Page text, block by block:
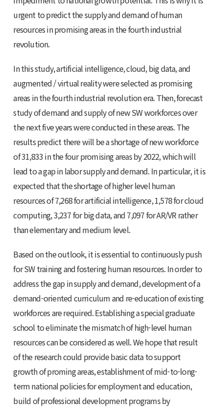
urgent to predict the supply and demand of human
resources in promising areas in the fourth industrial
revolution.
In this study, artificial intelligence, cloud, big data, and
augmented / virtual reality were selected as promising
areas in the fourth industrial revolution era. Then, forecast
study of demand and supply of new SW workforces over
the next five years were conducted in these areas. The
results predict there will be a shortage of new workforce
of 31,833 in the four promising areas by 2022, which will
lead to a gap in labor supply and demand. In particular, it is
expected that the shortage of higher level human
resources of 7,268 for artificial intelligence, 1,578 for cloud
computing, 3,237 for big data, and 7,097 for AR/VR rather
than elementary and medium level.
Based on the outlook, it is essential to continuously push
for SW training and fostering human resources. In order to
address the gap in supply and demand, development of a
demand-oriented curriculum and re-education of existing
workforces are required. Establishing a special graduate
school to eliminate the mismatch of high-level human
resources can be considered as well. We hope that result
of the research could provide basic data to support
growth of proming areas, establishment of mid-to-long-
term national policies for employment and education,
build of professional development programs by